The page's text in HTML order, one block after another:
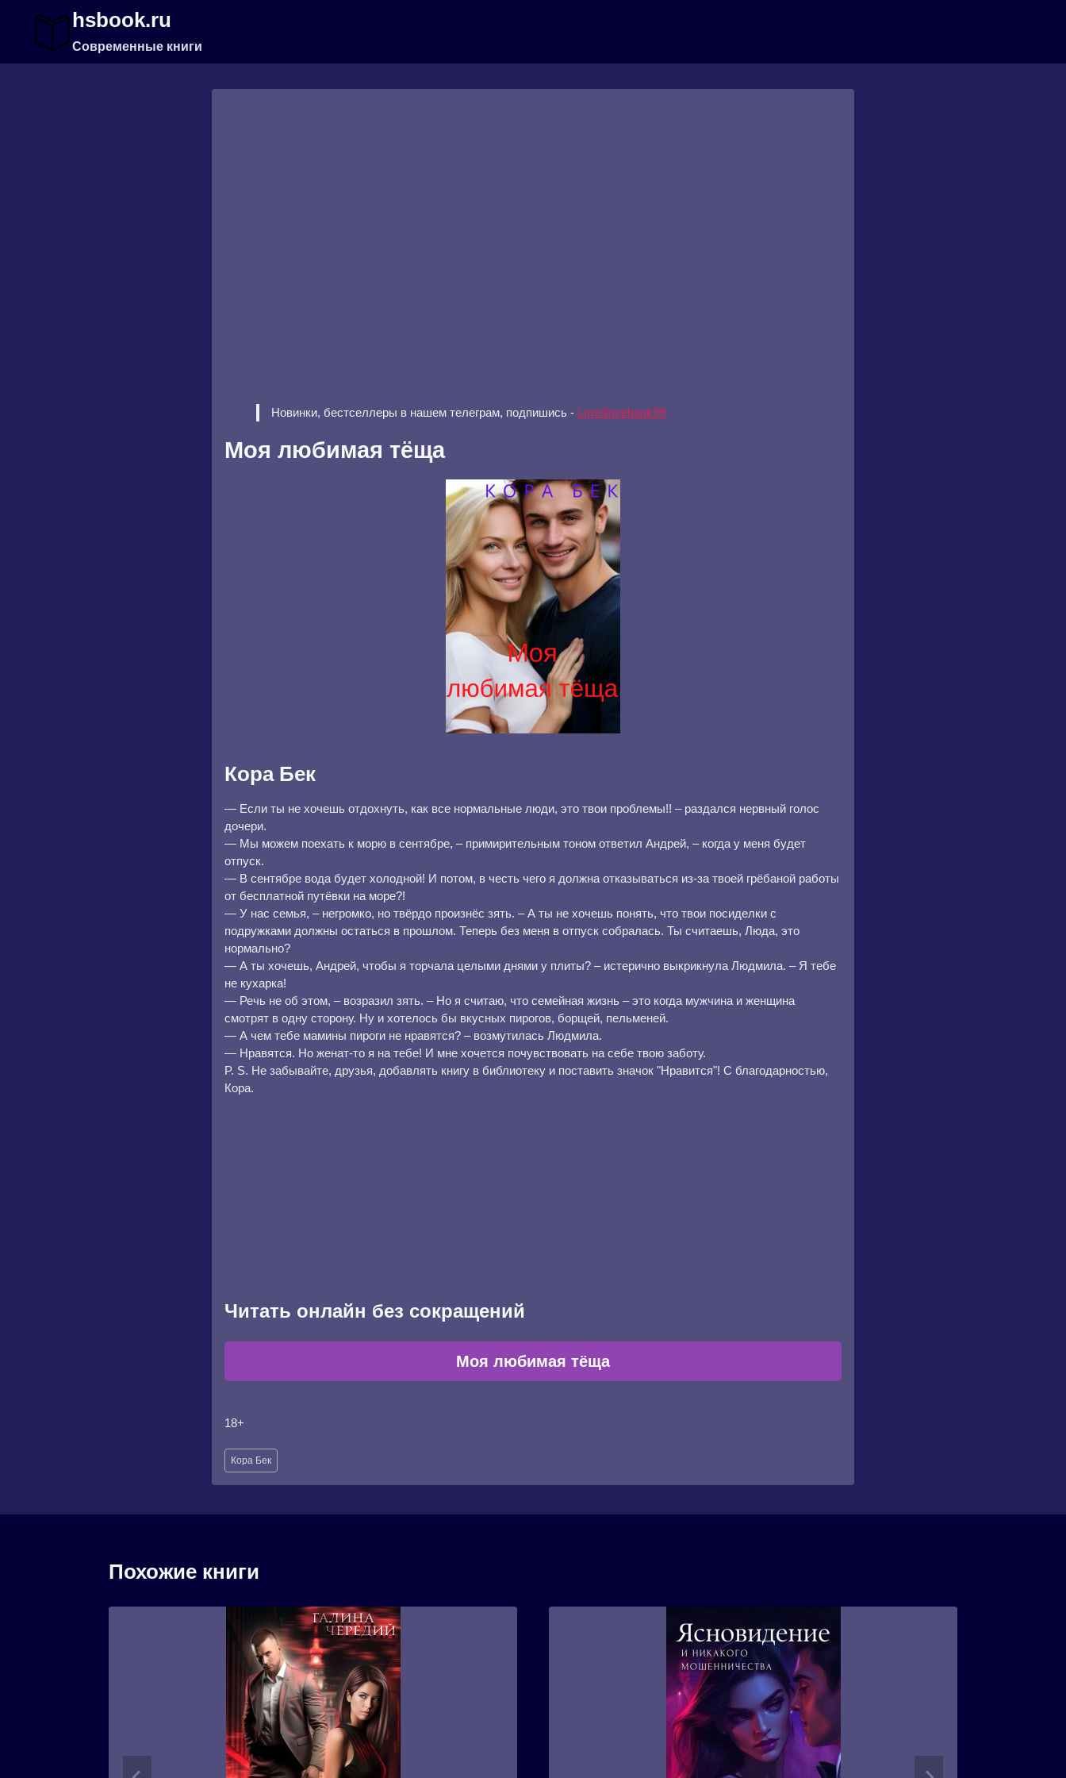
содержимому
hsbook.ru
Современные книги
Новинки, бестселлеры в нашем телеграм, подпишись - t.me/ilovebook99
Моя любимая тёща
Кора Бек
— Если ты не хочешь отдохнуть, как все нормальные люди, это твои проблемы!! – раздался нервный голос
дочери.
— Мы можем поехать к морю в сентябре, – примирительным тоном ответил Андрей, – когда у меня будет
отпуск.
— В сентябре вода будет холодной! И потом, в честь чего я должна отказываться из-за твоей грёбаной работы
от бесплатной путёвки на море?!
— У нас семья, – негромко, но твёрдо произнёс зять. – А ты не хочешь понять, что твои посиделки с
подружками должны остаться в прошлом. Теперь без меня в отпуск собралась. Ты считаешь, Люда, это
нормально?
— А ты хочешь, Андрей, чтобы я торчала целыми днями у плиты? – истерично выкрикнула Людмила. – Я тебе
не кухарка!
— Речь не об этом, – возразил зять. – Но я считаю, что семейная жизнь – это когда мужчина и женщина
смотрят в одну сторону. Ну и хотелось бы вкусных пирогов, борщей, пельменей.
— А чем тебе мамины пироги не нравятся? – возмутилась Людмила.
— Нравятся. Но женат-то я на тебе! И мне хочется почувствовать на себе твою заботу.
P. S. Не забывайте, друзья, добавлять книгу в библиотеку и поставить значок "Нравится"! С благодарностью,
Кора.
Читать онлайн без сокращений
Моя любимая тёща
18+
Метки
записи:
Кора Бек
Похожие книги